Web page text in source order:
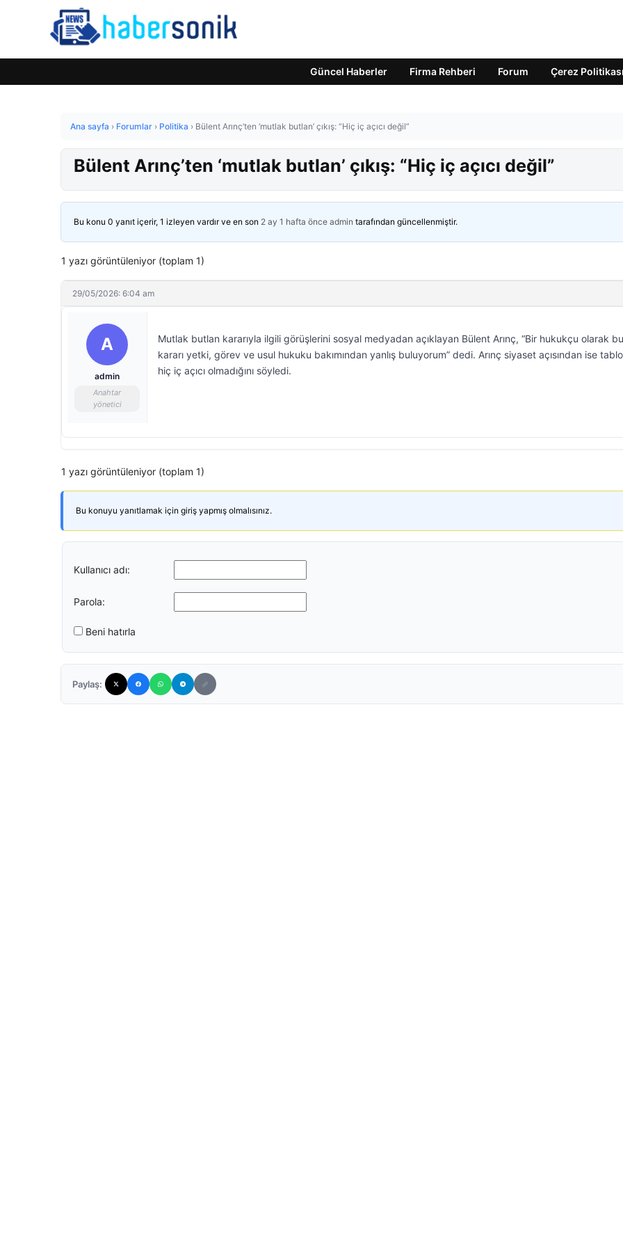
Güncel Haberler Firma Rehberi Forum Çerez Politikası
Ana sayfa › Forumlar › Politika › Bülent Arınç’ten ‘mutlak butlan’ çıkış: “Hiç iç açıcı değil”
Bülent Arınç’ten ‘mutlak butlan’ çıkış: “Hiç iç açıcı değil”
Bu konu 0 yanıt içerir, 1 izleyen vardır ve en son 2 ay 1 hafta önce admin tarafından güncellenmiştir.
1 yazı görüntüleniyor (toplam 1)
29/05/2026: 6:04 am
A
admin
Anahtar
yönetici
Mutlak butlan kararıyla ilgili görüşlerini sosyal medyadan açıklayan Bülent Arınç, “Bir hukukçu olarak bu
kararı yetki, görev ve usul hukuku bakımından yanlış buluyorum” dedi. Arınç siyaset açısından ise
hiç iç açıcı olmadığını söyledi.
1 yazı görüntüleniyor (toplam 1)
Bu konuyu yanıtlamak için giriş yapmış olmalısınız.
Kullanıcı adı:
Parola:
Beni hatırla
Paylaş: